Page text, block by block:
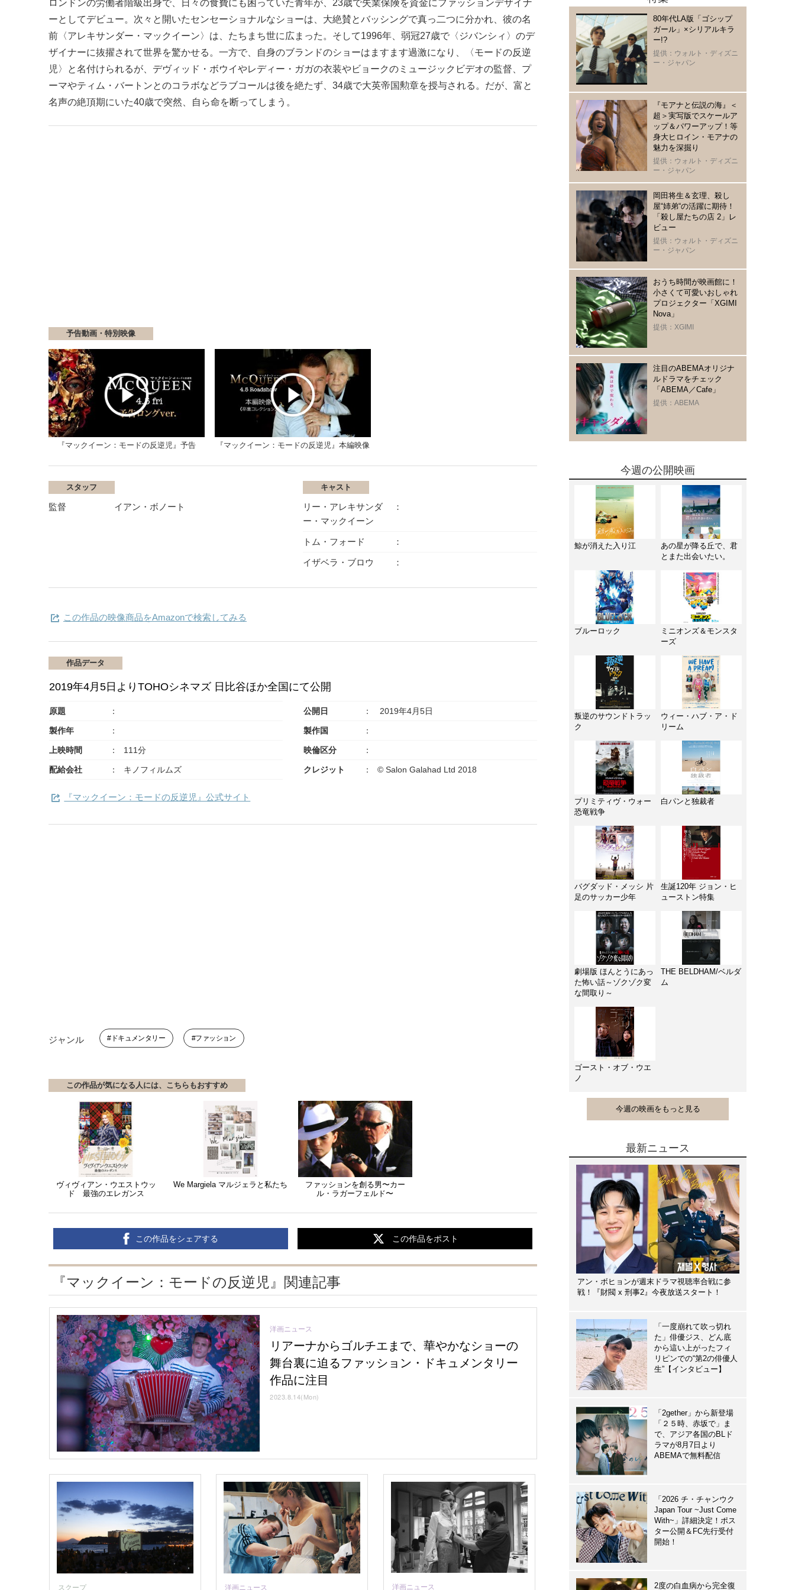
ロンドンの労働者階級出身で、日々の食費にも困っていた青年が、23歳で失業保険を資金にファッションデザイナ
ーとしてデビュー。次々と開いたセンセーショナルなショーは、大絶賛とバッシングで真っ二つに分かれ、彼の名
前〈アレキサンダー・マックイーン〉は、たちまち世に広まった。そして1996年、弱冠27歳で〈ジバンシィ〉のデ
ザイナーに抜擢されて世界を驚かせる。一方で、自身のブランドのショーはますます過激になり、〈モードの反逆
児〉と名付けられるが、デヴィッド・ボウイやレディー・ガガの衣装やビョークのミュージックビデオの監督、プ
ーマやティム・バートンとのコラボなどラブコールは後を絶たず、34歳で大英帝国勲章を授与される。だが、富と
名声の絶頂期にいた40歳で突然、自ら命を断ってしまう。
予告動画・特別映像
『マックイーン：モードの反逆児』予告 『マックイーン：モードの反逆児』本編映像
スタッフ
監督 イアン・ボノート
キャスト
リー・アレキサンダ
ー・マックイーン
トム・フォード
イザベラ・ブロウ
この作品の映像商品をAmazonで検索してみる
作品データ
2019年4月5日よりTOHOシネマズ 日比谷ほか全国にて公開
原題 公開日 2019年4月5日
製作年 製作国
上映時間 111分 映倫区分
配給会社 キノフィルムズ クレジット © Salon Galahad Ltd 2018
『マックイーン：モードの反逆児』公式サイト
ジャンル ドキュメンタリー ファッション
この作品が気になる人には、こちらもおすすめ
ヴィヴィアン・ウエストウッ
ド 最強のエレガンス
We Margiela マルジェラと私たち
ファッションを創る男〜カー
ル・ラガーフェルド〜
この作品をシェアする この作品をポスト
『マックイーン：モードの反逆児』関連記事
洋画ニュース
リアーナからゴルチエまで、華やかなショーの
舞台裏に迫るファッション・ドキュメンタリー
作品に注目
2023.8.14(Mon)
スクープ 洋画ニュース 洋画ニュース
80年代LA版「ゴシップ
ガール」×シリアルキラ
ー!?
提供：ウォルト・ディズニ
ー・ジャパン
『モアナと伝説の海』＜
超＞実写版でスケールア
ップ＆パワーアップ！等
身大ヒロイン・モアナの
魅力を深掘り
提供：ウォルト・ディズニ
ー・ジャパン
岡田将生＆玄理、殺し
屋“姉弟“の活躍に期待！
「殺し屋たちの店 2」レ
ビュー
提供：ウォルト・ディズニ
ー・ジャパン
おうち時間が映画館に！
小さくて可愛いおしゃれ
プロジェクター「XGIMI
Nova」
提供：XGIMI
注目のABEMAオリジナ
ルドラマをチェック
「ABEMA／Cafe」
提供：ABEMA
今週の公開映画
鯨が消えた入り江
あの星が降る丘で、君
とまた出会いたい。
ブルーロック
ミニオンズ＆モンスタ
ーズ
叛逆のサウンドトラッ
ク
ウィー・ハブ・ア・ド
リーム
プリミティヴ・ウォー
恐竜戦争
白パンと独裁者
バグダッド・メッシ 片
足のサッカー少年
生誕120年 ジョン・ヒ
ューストン特集
劇場版 ほんとうにあっ
た怖い話～ゾクゾク変
な間取り～
THE BELDHAM/ベルダ
ム
ゴースト・オブ・ウエ
ノ
今週の映画をもっと見る
最新ニュース
アン・ボヒョンが週末ドラマ視聴率合戦に参
戦！『財閥 x 刑事2』今夜放送スタート！
「一度崩れて吹っ切れ
た」俳優ジス、どん底
から這い上がったフィ
リピンでの“第2の俳優人
生”【インタビュー】
「2gether」から新登場
「２５時、赤坂で」ま
で、アジア各国のBLド
ラマが8月7日より
ABEMAで無料配信
「2026 チ・チャンウク
Japan Tour ~Just Come
With~」詳細決定！ポス
ター公開＆FC先行受付
開始！
2度の白血病から完全復